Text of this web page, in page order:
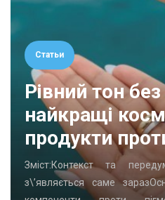
Статьи
Рівний тон
найкращі
продукти
Зміст:Контекст та
з\’являється саме